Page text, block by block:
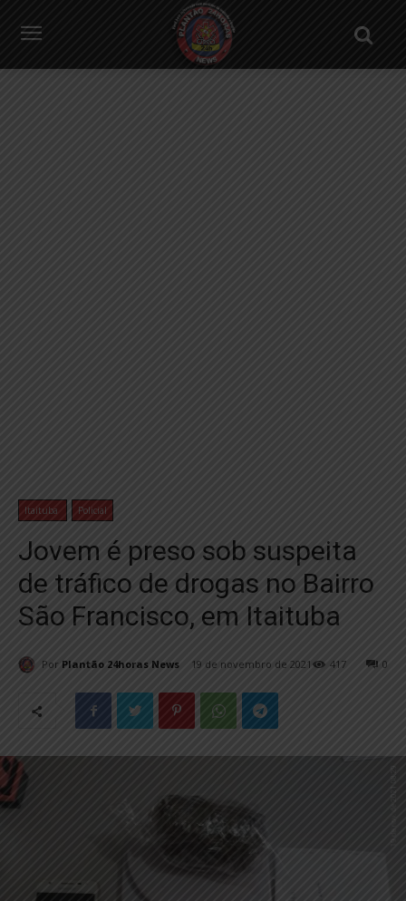
Itaituba Policial
Jovem é preso sob suspeita
de tráfico de drogas no Bairro
São Francisco, em Itaituba
Por Plantão 24horas News 19 de novembro de 2021 0
417